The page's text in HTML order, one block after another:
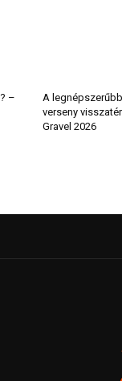
–
A
verseny
Gravel 2026